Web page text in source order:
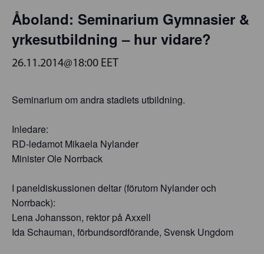
Åboland: Seminarium Gymnasier &
yrkesutbildning – hur vidare?
26.11.2014@18:00 EET
Seminarium om andra stadiets utbildning.
Inledare:
RD-ledamot Mikaela Nylander
Minister Ole Norrback
I paneldiskussionen deltar (förutom Nylander och
Norrback):
Lena Johansson, rektor på Axxell
Ida Schauman, förbundsordförande, Svensk Ungdom